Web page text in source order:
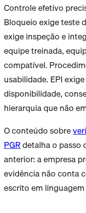
Controle efetivo
Bloqueio exige teste
exige inspeção e
equipe treinada,
compatível.
usabilidade. EPI
disponibilidade,
hierarquia que não
O conteúdo sobre
PGRdetalha o passo
anterior: a empresa
evidência não conta
escrito em